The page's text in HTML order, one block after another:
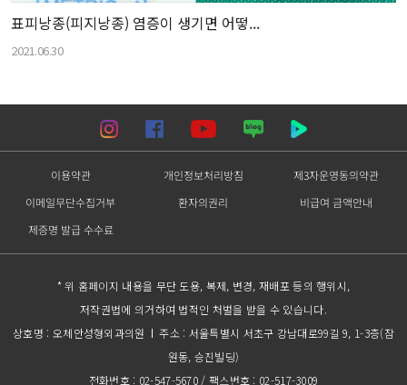
표피낭종(피지낭종) 염증이 생기면 어떻...
2021.06.30
이용약관 개인정보처리방침
제3자운영동의약관
이메일무단수집거부
환자의권리
비급여 금액안내
제증명 발급 수수료
* 위 홈페이지 내용을 무단 도용, 복제, 변경, 재배포 등의 행위시,
저작권법에 의거하여 법적인 처벌을 받을 수 있습니다.
상호명 : 오체안성형외과의원
주소 : 서울특별시 서초구 강남대로99길 9, 1-3층(잠
원동, 승진빌딩)
전화번호 : 02-547-5670 / 팩스번호 : 02-517-3009